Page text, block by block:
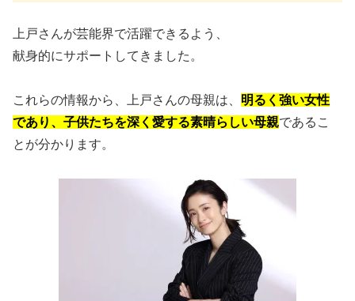
上戸さんが芸能界で活躍できるよう、
献身的にサポートしてきました。
これらの情報から、上戸さんの母親は、 明るく強い女性
であり、子供たちを深く愛する素晴らしい母親であるこ
とが分かります。